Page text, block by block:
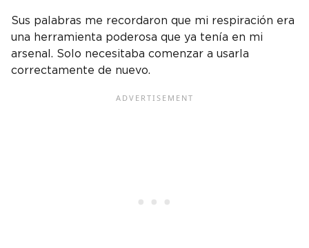
Sus palabras me recordaron que mi respiración era
una herramienta poderosa que ya tenía en mi
arsenal. Solo necesitaba comenzar a usarla
correctamente de nuevo.